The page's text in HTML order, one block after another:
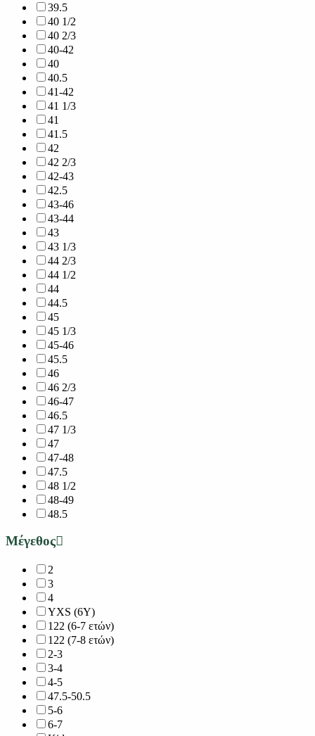
39.5
40 1/2
40 2/3
40-42
40
40.5
41-42
41 1/3
41
41.5
42
42 2/3
42-43
42.5
43-46
43-44
43
43 1/3
44 2/3
44 1/2
44
44.5
45
45 1/3
45-46
45.5
46
46 2/3
46-47
46.5
47 1/3
47
47-48
47.5
48 1/2
48-49
48.5
Μέγεθος
2
3
4
YXS (6Y)
122 (6-7 ετών)
122 (7-8 ετών)
2-3
3-4
4-5
47.5-50.5
5-6
6-7